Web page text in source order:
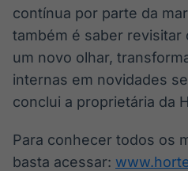
contínua por parte da
também é saber revisitar
um novo olhar,
internas em novidades
conclui a proprietária da
Para conhecer todos os
basta acessar: